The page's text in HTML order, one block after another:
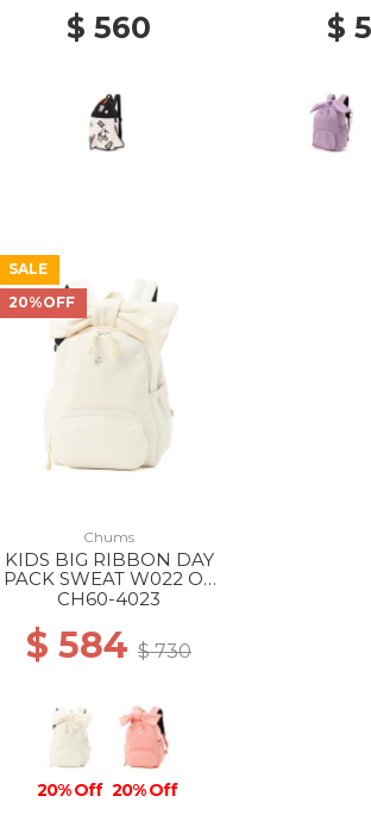
$ 560 $
SALE
20%OFF
Chums
KIDS BIG RIBBON DAY
PACK SWEAT W022 Off
White
CH60-4023
$ 584$ 730
20% Off 20% Off